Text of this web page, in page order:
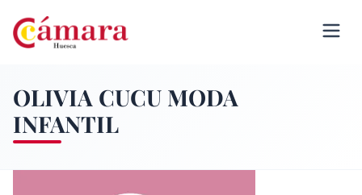
OLIVIA CUCU MODA
INFANTIL